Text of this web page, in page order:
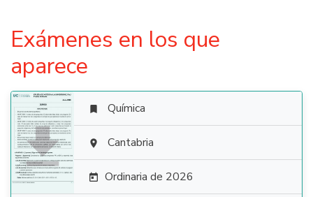
Exámenes en los que
aparece

 Química
 Cantabria
 Ordinaria de 2026